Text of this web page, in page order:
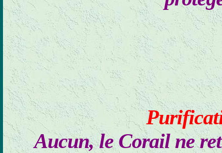
Aucun, le Corail ne